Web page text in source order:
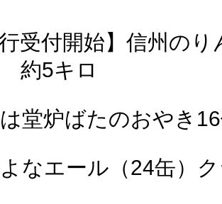
行受付開始】信州の
約5キロ
堂炉ばたのおやき
なエール（24缶）